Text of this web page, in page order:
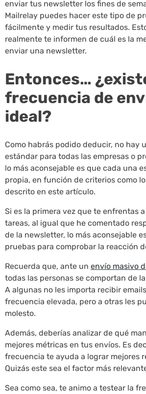
enviar tus newsletter los fines de
Mailrelay puedes hacer este tipo de
fácilmente y medir tus resultados.
realmente te informen de cuál es la
enviar una newsletter.
Entonces…
frecuencia de
ideal?
Como habrás podido deducir, no hay
estándar para todas las empresas o
lo más aconsejable es que cada una
propia, en función de criterios como
descrito en este artículo.
Si es la primera vez que te enfrentas
tareas, al igual que he comentado
de la newsletter, lo más aconsejable
pruebas para comprobar la reacción
Recuerda que, ante un envío masivo
todas las personas se comportan de
A algunas no les importa recibir
frecuencia elevada, pero a otras les
molesto.
Además, deberías analizar de qué
mejores métricas en tus envíos. Es
frecuencia te ayuda a lograr mejores
Quizás este sea el factor más
Sea como sea, te animo a testear la